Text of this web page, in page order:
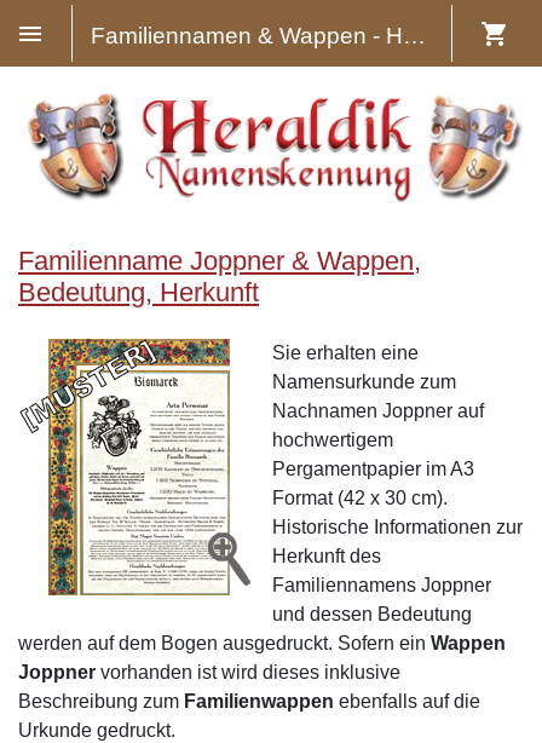
Familiennamen & Wappen - Heraldik
Familienname Joppner & Wappen,
Bedeutung, Herkunft
Sie erhalten eine
Namensurkunde zum
Nachnamen Joppner auf
hochwertigem
Pergamentpapier im A3
Format (42 x 30 cm).
Historische Informationen zur
Herkunft des
Familiennamens Joppner
und dessen Bedeutung
werden auf dem Bogen ausgedruckt. Sofern ein Wappen
Joppner vorhanden ist wird dieses inklusive
Beschreibung zum Familienwappen ebenfalls auf die
Urkunde gedruckt.